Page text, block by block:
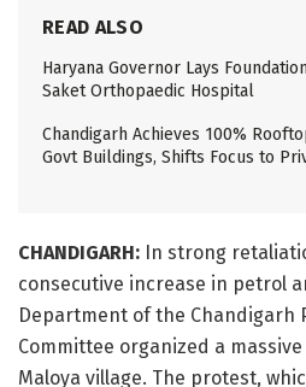
READ ALSO
Haryana Governor Lays
Saket Orthopaedic Hospital
Chandigarh Achieves 100%
Govt Buildings, Shifts Focus to
CHANDIGARH: In strong
consecutive increase in petrol
Department of the Chandigarh
Committee organized a
Maloya village. The protest,